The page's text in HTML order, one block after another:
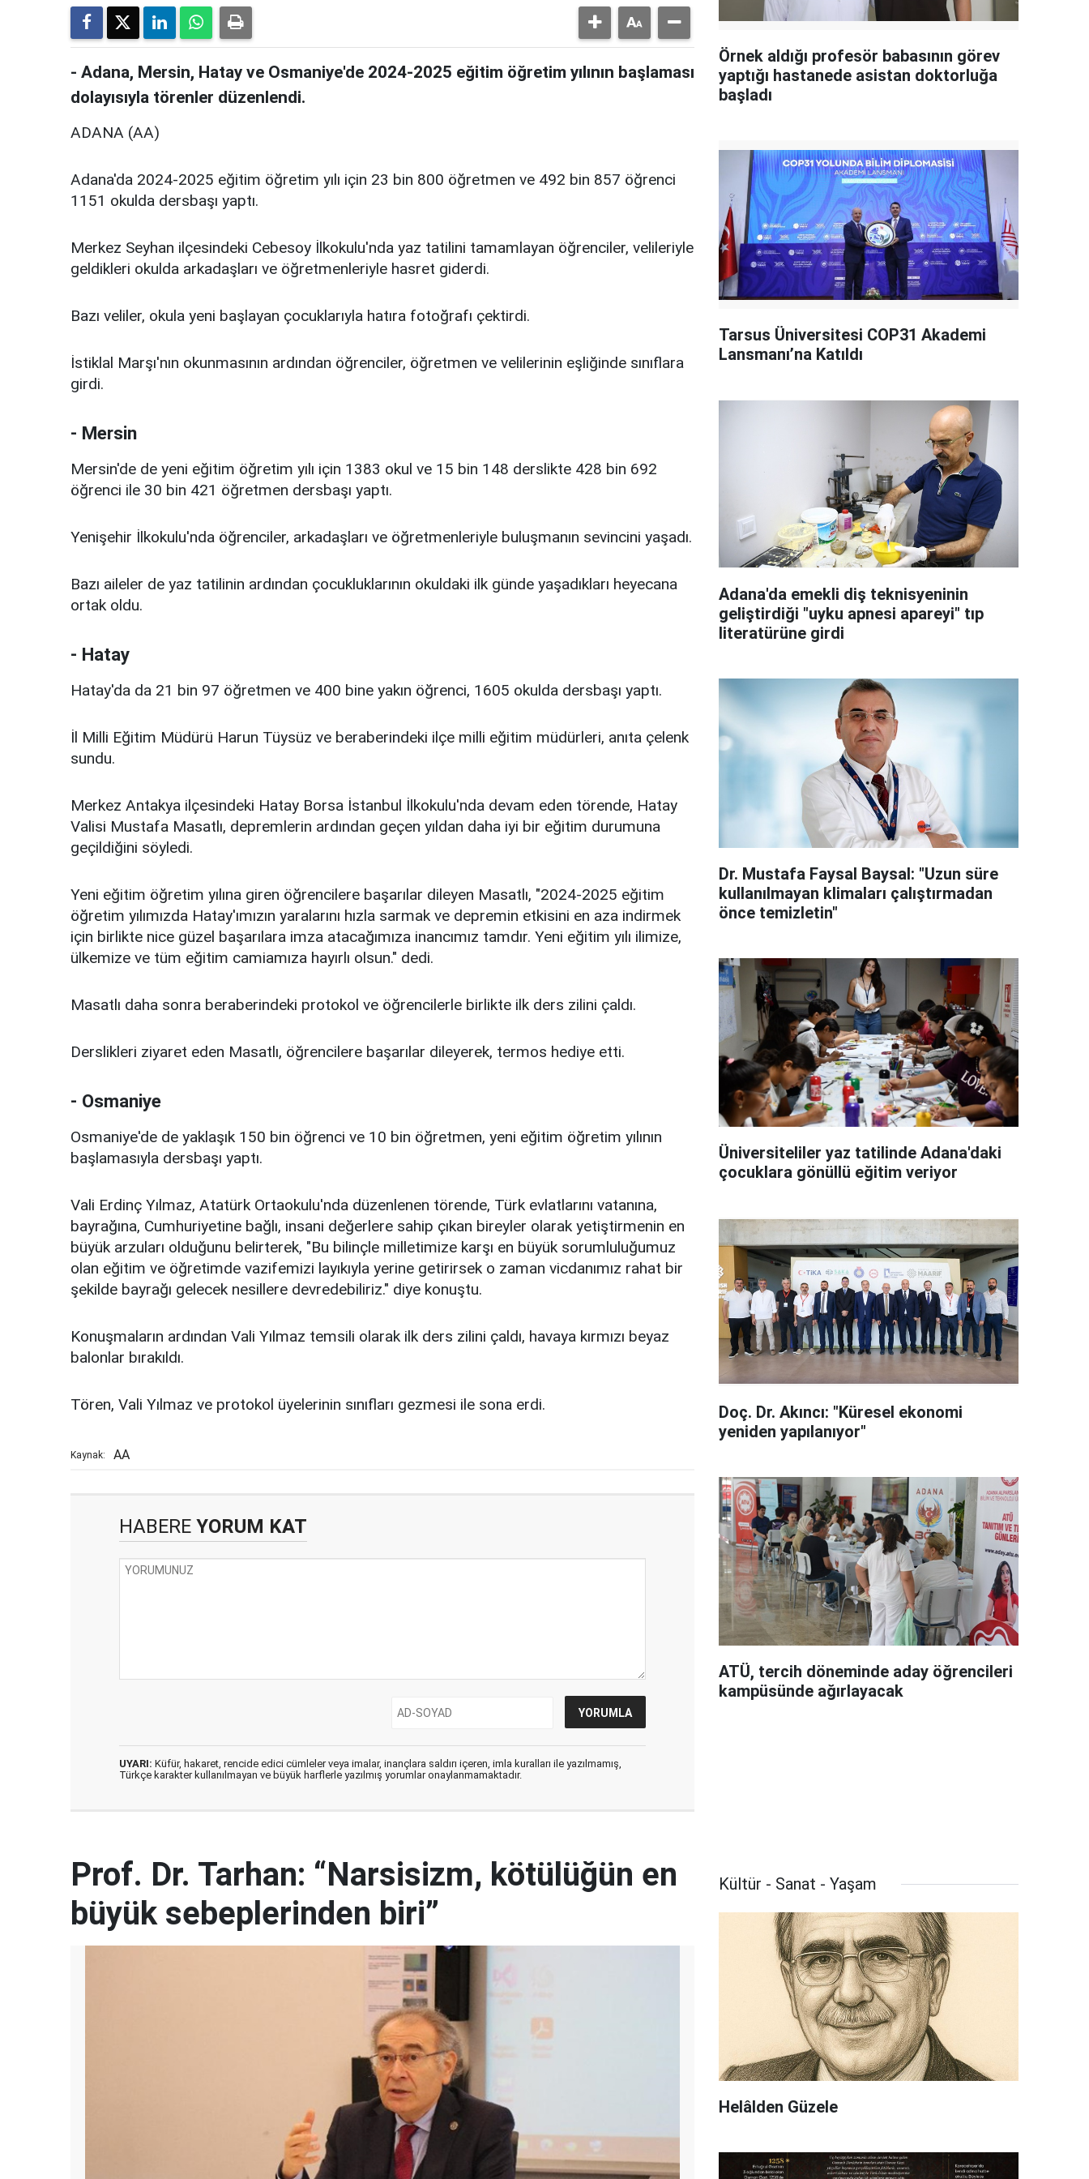
- Adana, Mersin, Hatay ve Osmaniye'de 2024-2025 eğitim öğretim yılının başlaması
dolayısıyla törenler düzenlendi.
ADANA (AA)
Adana'da 2024-2025 eğitim öğretim yılı için 23 bin 800 öğretmen ve 492 bin 857 öğrenci
1151 okulda dersbaşı yaptı.
Merkez Seyhan ilçesindeki Cebesoy İlkokulu'nda yaz tatilini tamamlayan öğrenciler, velileriyle
geldikleri okulda arkadaşları ve öğretmenleriyle hasret giderdi.
Bazı veliler, okula yeni başlayan çocuklarıyla hatıra fotoğrafı çektirdi.
İstiklal Marşı'nın okunmasının ardından öğrenciler, öğretmen ve velilerinin eşliğinde sınıflara
girdi.
- Mersin
Mersin'de de yeni eğitim öğretim yılı için 1383 okul ve 15 bin 148 derslikte 428 bin 692
öğrenci ile 30 bin 421 öğretmen dersbaşı yaptı.
Yenişehir İlkokulu'nda öğrenciler, arkadaşları ve öğretmenleriyle buluşmanın sevincini yaşadı.
Bazı aileler de yaz tatilinin ardından çocukluklarının okuldaki ilk günde yaşadıkları heyecana
ortak oldu.
- Hatay
Hatay'da da 21 bin 97 öğretmen ve 400 bine yakın öğrenci, 1605 okulda dersbaşı yaptı.
İl Milli Eğitim Müdürü Harun Tüysüz ve beraberindeki ilçe milli eğitim müdürleri, anıta çelenk
sundu.
Merkez Antakya ilçesindeki Hatay Borsa İstanbul İlkokulu'nda devam eden törende, Hatay
Valisi Mustafa Masatlı, depremlerin ardından geçen yıldan daha iyi bir eğitim durumuna
geçildiğini söyledi.
Yeni eğitim öğretim yılına giren öğrencilere başarılar dileyen Masatlı, "2024-2025 eğitim
öğretim yılımızda Hatay'ımızın yaralarını hızla sarmak ve depremin etkisini en aza indirmek
için birlikte nice güzel başarılara imza atacağımıza inancımız tamdır. Yeni eğitim yılı ilimize,
ülkemize ve tüm eğitim camiamıza hayırlı olsun." dedi.
Masatlı daha sonra beraberindeki protokol ve öğrencilerle birlikte ilk ders zilini çaldı.
Derslikleri ziyaret eden Masatlı, öğrencilere başarılar dileyerek, termos hediye etti.
- Osmaniye
Osmaniye'de de yaklaşık 150 bin öğrenci ve 10 bin öğretmen, yeni eğitim öğretim yılının
başlamasıyla dersbaşı yaptı.
Vali Erdinç Yılmaz, Atatürk Ortaokulu'nda düzenlenen törende, Türk evlatlarını vatanına,
bayrağına, Cumhuriyetine bağlı, insani değerlere sahip çıkan bireyler olarak yetiştirmenin en
büyük arzuları olduğunu belirterek, "Bu bilinçle milletimize karşı en büyük sorumluluğumuz
olan eğitim ve öğretimde vazifemizi layıkıyla yerine getirirsek o zaman vicdanımız rahat bir
şekilde bayrağı gelecek nesillere devredebiliriz." diye konuştu.
Konuşmaların ardından Vali Yılmaz temsili olarak ilk ders zilini çaldı, havaya kırmızı beyaz
balonlar bırakıldı.
Tören, Vali Yılmaz ve protokol üyelerinin sınıfları gezmesi ile sona erdi.
Kaynak: AA
HABERE YORUM KAT
UYARI: Küfür, hakaret, rencide edici cümleler veya imalar, inançlara saldırı içeren, imla kuralları ile yazılmamış,
Türkçe karakter kullanılmayan ve büyük harflerle yazılmış yorumlar onaylanmamaktadır.
Örnek aldığı profesör babasının görev
yaptığı hastanede asistan doktorluğa
başladı
Tarsus Üniversitesi COP31 Akademi
Lansmanı’na Katıldı
Adana'da emekli diş teknisyeninin
geliştirdiği "uyku apnesi apareyi" tıp
literatürüne girdi
Dr. Mustafa Faysal Baysal: "Uzun süre
kullanılmayan klimaları çalıştırmadan
önce temizletin"
Üniversiteliler yaz tatilinde Adana'daki
çocuklara gönüllü eğitim veriyor
Doç. Dr. Akıncı: "Küresel ekonomi
yeniden yapılanıyor"
ATÜ, tercih döneminde aday öğrencileri
kampüsünde ağırlayacak
Prof. Dr. Tarhan: “Narsisizm, kötülüğün en
büyük sebeplerinden biri”
Kültür - Sanat - Yaşam
Helâlden Güzele